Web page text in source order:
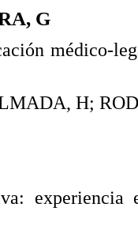
G
médico-
H;